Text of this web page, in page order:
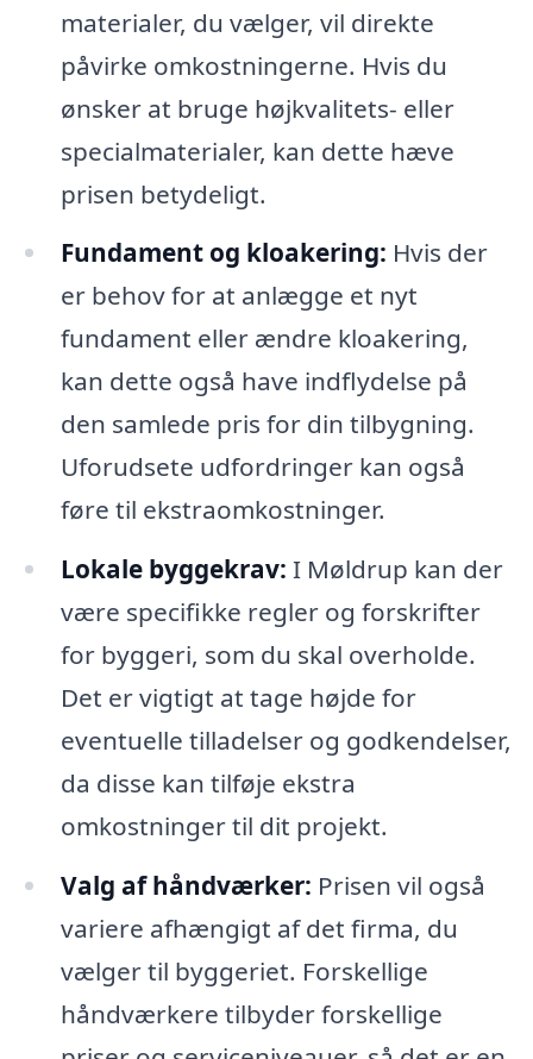
materialer, du vælger, vil direkte
påvirke omkostningerne. Hvis du
ønsker at bruge højkvalitets- eller
specialmaterialer, kan dette hæve
prisen betydeligt.
Fundament og kloakering: Hvis der
er behov for at anlægge et nyt
fundament eller ændre kloakering,
kan dette også have indflydelse på
den samlede pris for din tilbygning.
Uforudsete udfordringer kan også
føre til ekstraomkostninger.
Lokale byggekrav: I Møldrup kan der
være specifikke regler og forskrifter
for byggeri, som du skal overholde.
Det er vigtigt at tage højde for
eventuelle tilladelser og godkendelser,
da disse kan tilføje ekstra
omkostninger til dit projekt.
Valg af håndværker: Prisen vil også
variere afhængigt af det firma, du
vælger til byggeriet. Forskellige
håndværkere tilbyder forskellige